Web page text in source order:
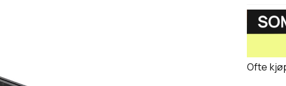
Ofte